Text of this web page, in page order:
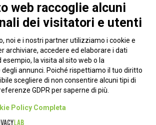
Alessandria, 24 - 00198 Roma
Privacy Policy
web raccoglie alcuni
dei visitatori e utenti
noi e i nostri partner utilizziamo i cookie e
archiviare, accedere ed elaborare i dati
esempio, la visita al sito web o la
annunci. Poiché rispettiamo il tuo diritto
scegliere di non consentire alcuni tipi di
GDPR per saperne di più.
Policy Completa